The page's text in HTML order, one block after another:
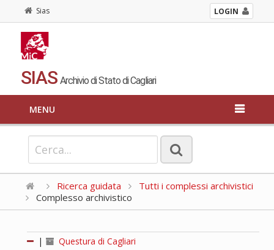
Sias LOGIN
SIAS Archivio di Stato di Cagliari
MENU
Ricerca guidata
Tutti i complessi archivistici
Complesso archivistico
| Questura di Cagliari